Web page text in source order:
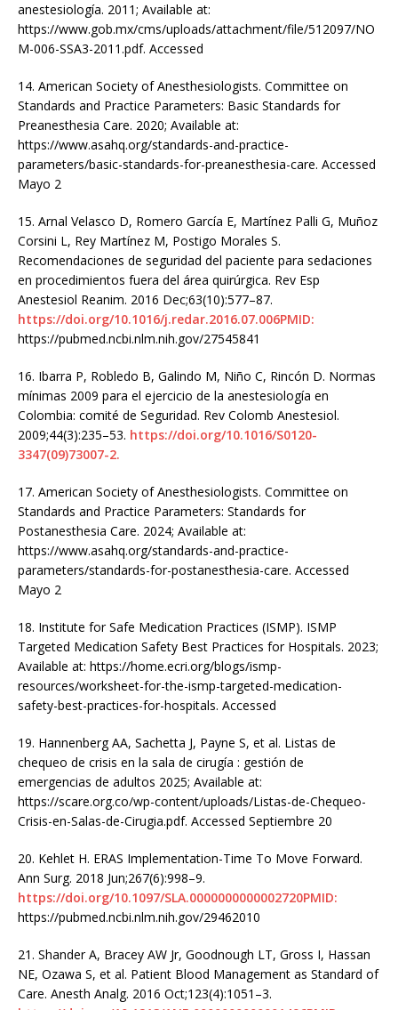
anestesiología. 2011; Available at:
https://www.gob.mx/cms/uploads/attachment/file/512097/NO
M-006-SSA3-2011.pdf. Accessed
14. American Society of Anesthesiologists. Committee on
Standards and Practice Parameters: Basic Standards for
Preanesthesia Care. 2020; Available at:
https://www.asahq.org/standards-and-practice-
parameters/basic-standards-for-preanesthesia-care. Accessed
Mayo 2
15. Arnal Velasco D, Romero García E, Martínez Palli G, Muñoz
Corsini L, Rey Martínez M, Postigo Morales S.
Recomendaciones de seguridad del paciente para sedaciones
en procedimientos fuera del área quirúrgica. Rev Esp
Anestesiol Reanim. 2016 Dec;63(10):577–87.
https://doi.org/10.1016/j.redar.2016.07.006PMID:
https://pubmed.ncbi.nlm.nih.gov/27545841
16. Ibarra P, Robledo B, Galindo M, Niño C, Rincón D. Normas
mínimas 2009 para el ejercicio de la anestesiología en
Colombia: comité de Seguridad. Rev Colomb Anestesiol.
2009;44(3):235–53. https://doi.org/10.1016/S0120-
3347(09)73007-2.
17. American Society of Anesthesiologists. Committee on
Standards and Practice Parameters: Standards for
Postanesthesia Care. 2024; Available at:
https://www.asahq.org/standards-and-practice-
parameters/standards-for-postanesthesia-care. Accessed
Mayo 2
18. Institute for Safe Medication Practices (ISMP). ISMP
Targeted Medication Safety Best Practices for Hospitals. 2023;
Available at: https://home.ecri.org/blogs/ismp-
resources/worksheet-for-the-ismp-targeted-medication-
safety-best-practices-for-hospitals. Accessed
19. Hannenberg AA, Sachetta J, Payne S, et al. Listas de
chequeo de crisis en la sala de cirugía : gestión de
emergencias de adultos 2025; Available at:
https://scare.org.co/wp-content/uploads/Listas-de-Chequeo-
Crisis-en-Salas-de-Cirugia.pdf. Accessed Septiembre 20
20. Kehlet H. ERAS Implementation-Time To Move Forward.
Ann Surg. 2018 Jun;267(6):998–9.
https://doi.org/10.1097/SLA.0000000000002720PMID:
https://pubmed.ncbi.nlm.nih.gov/29462010
21. Shander A, Bracey AW Jr, Goodnough LT, Gross I, Hassan
NE, Ozawa S, et al. Patient Blood Management as Standard of
Care. Anesth Analg. 2016 Oct;123(4):1051–3.